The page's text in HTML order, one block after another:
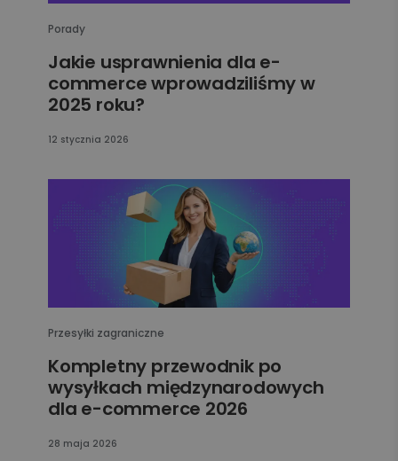
Porady
Jakie usprawnienia dla e-
commerce wprowadziliśmy w
2025 roku?
12 stycznia 2026
Przesyłki zagraniczne
Kompletny przewodnik po
wysyłkach międzynarodowych
dla e-commerce 2026
28 maja 2026